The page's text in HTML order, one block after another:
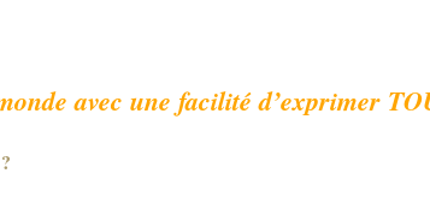
avec une facilité d’exprimer